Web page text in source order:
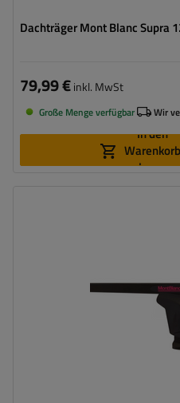
Dachträger Mont Blanc Supra
79,99 €inkl. MwSt
Große Menge verfügbar Wir
In den
Warenkorb
legen